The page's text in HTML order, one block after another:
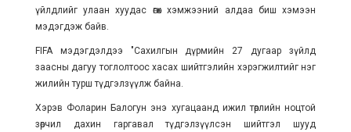
үйлдлийг улаан хуудас өгөх хэмжээний алдаа биш хэмээн
мэдэгдэж байв.
FIFA мэдэгдэлдээ "Сахилгын дүрмийн 27 дугаар зүйлд
заасны дагуу тоглолтоос хасах шийтгэлийн хэрэгжилтийг нэг
жилийн турш түдгэлзүүлж байна.
Хэрэв Фоларин Балогун энэ хугацаанд ижил төрлийн ноцтой
зөрчил дахин гаргавал түдгэлзүүлсэн шийтгэл шууд